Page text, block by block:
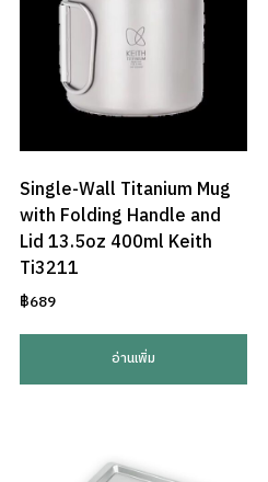
Single-Wall Titanium Mug
with Folding Handle and
Lid 13.5oz 400ml Keith
Ti3211
฿689
อ่านเพิ่ม